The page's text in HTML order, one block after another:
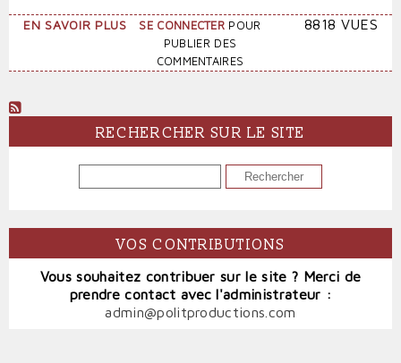
EN SAVOIR PLUS SUR
DÉPUTÉS
(ROUSSEAU)
:
TEXTE
ET
CONTEXTE
SE CONNECTER POUR
PUBLIER DES
COMMENTAIRES
8818 VUES
RECHERCHER SUR LE SITE
RECHERCHER
VOS CONTRIBUTIONS
Vous souhaitez contribuer sur le site ? Merci de
prendre contact avec l'administrateur :
admin@politproductions.com